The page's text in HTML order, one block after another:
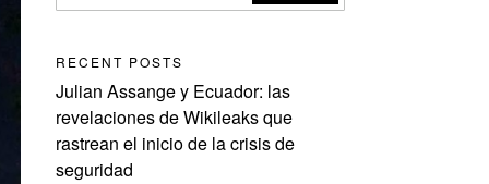
RECENT POSTS
Julian Assange y Ecuador: las
revelaciones de Wikileaks que
rastrean el inicio de la crisis de
seguridad